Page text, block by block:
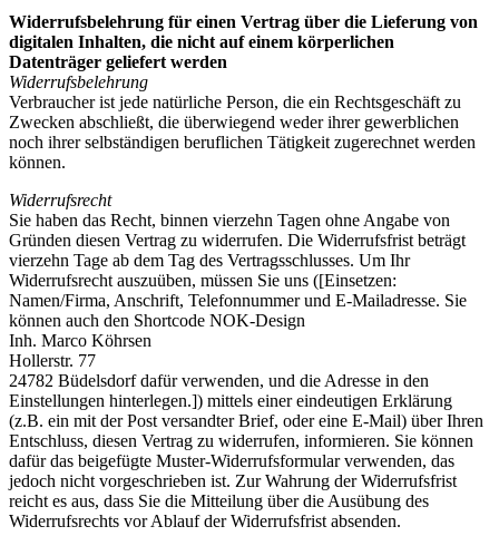
Widerrufsbelehrung für einen Vertrag über die Lieferung von
digitalen Inhalten, die nicht auf einem körperlichen
Datenträger geliefert werden
Widerrufsbelehrung
Verbraucher ist jede natürliche Person, die ein Rechtsgeschäft zu
Zwecken abschließt, die überwiegend weder ihrer gewerblichen
noch ihrer selbständigen beruflichen Tätigkeit zugerechnet werden
können.
Widerrufsrecht
Sie haben das Recht, binnen vierzehn Tagen ohne Angabe von
Gründen diesen Vertrag zu widerrufen. Die Widerrufsfrist beträgt
vierzehn Tage ab dem Tag des Vertragsschlusses. Um Ihr
Widerrufsrecht auszuüben, müssen Sie uns ([Einsetzen:
Namen/Firma, Anschrift, Telefonnummer und E-Mailadresse. Sie
können auch den Shortcode NOK-Design
Inh. Marco Köhrsen
Hollerstr. 77
24782 Büdelsdorf dafür verwenden, und die Adresse in den
Einstellungen hinterlegen.]) mittels einer eindeutigen Erklärung
(z.B. ein mit der Post versandter Brief, oder eine E-Mail) über Ihren
Entschluss, diesen Vertrag zu widerrufen, informieren. Sie können
dafür das beigefügte Muster-Widerrufsformular verwenden, das
jedoch nicht vorgeschrieben ist. Zur Wahrung der Widerrufsfrist
reicht es aus, dass Sie die Mitteilung über die Ausübung des
Widerrufsrechts vor Ablauf der Widerrufsfrist absenden.